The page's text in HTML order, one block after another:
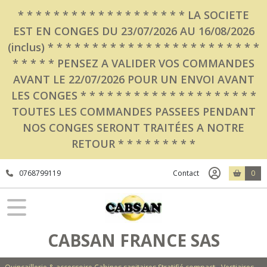
* * * * * * * * * * * * * * * * * * * LA SOCIETE
EST EN CONGES DU 23/07/2026 AU 16/08/2026
(inclus) * * * * * * * * * * * * * * * * * * * * * * * *
* * * * * PENSEZ A VALIDER VOS COMMANDES
AVANT LE 22/07/2026 POUR UN ENVOI AVANT
LES CONGES * * * * * * * * * * * * * * * * * * * *
TOUTES LES COMMANDES PASSEES PENDANT
NOS CONGES SERONT TRAITÉES A NOTRE
RETOUR * * * * * * * * *
0768799119 Contact 0
CABSAN FRANCE SAS
Fermer
FILTRES
Tous
les
produits
Equipements
Hygiène
Distributeur
mains